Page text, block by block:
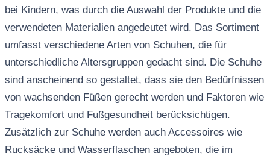
bei Kindern, was durch die Auswahl der Produkte und die
verwendeten Materialien angedeutet wird. Das Sortiment
umfasst verschiedene Arten von Schuhen, die für
unterschiedliche Altersgruppen gedacht sind. Die Schuhe
sind anscheinend so gestaltet, dass sie den Bedürfnissen
von wachsenden Füßen gerecht werden und Faktoren wie
Tragekomfort und Fußgesundheit berücksichtigen.
Zusätzlich zur Schuhe werden auch Accessoires wie
Rucksäcke und Wasserflaschen angeboten, die im